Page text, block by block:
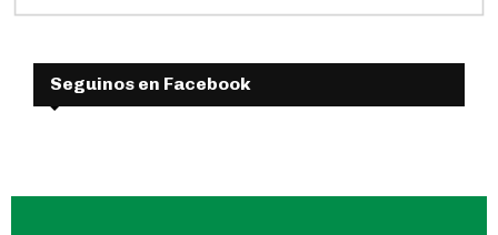
Seguinos en Facebook